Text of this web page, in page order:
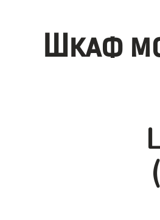
Шкаф